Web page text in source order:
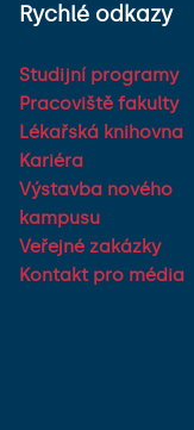
Rychlé odkazy
Studijní programy
Pracoviště fakulty
Lékařská knihovna
Kariéra
Výstavba nového
kampusu
Veřejné zakázky
Kontakt pro média